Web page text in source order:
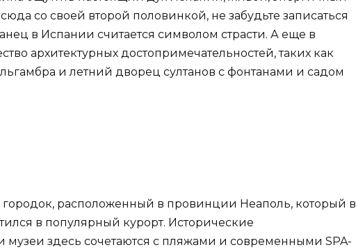
со своей второй половинкой, не забудьте записаться
в Испании считается символом страсти. А еще в
архитектурных достопримечательностей, таких как
и летний дворец султанов с фонтанами и садом
расположенный в провинции Неаполь, который в
в популярный курорт. Исторические
музеи здесь сочетаются с пляжами и современными SPA-